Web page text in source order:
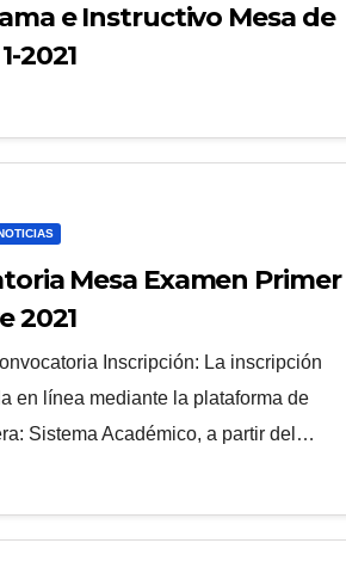
e Instructivo Mesa de
2021
Mesa Examen Primer
2021
Inscripción: La inscripción
en línea mediante la plataforma de
Sistema Académico, a partir del…